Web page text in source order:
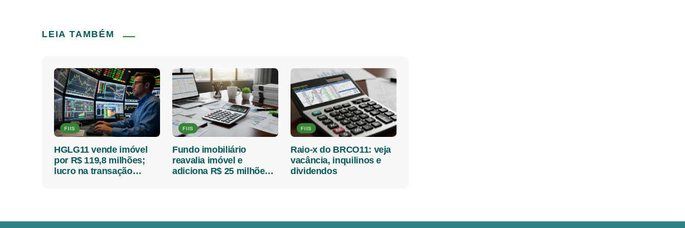
LEIA TAMBÉM
FIIS
HGLG11 vende imóvel
por R$ 119,8 milhões;
lucro na transação
FIIS
Fundo imobiliário
reavalia imóvel e
adiciona R$ 25 milhões
FIIS
Raio-x do BRCO11: veja
vacância, inquilinos e
dividendos